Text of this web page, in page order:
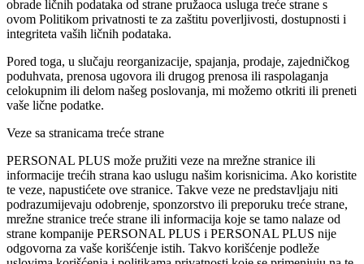
obrade ličnih podataka od strane pružaoca usluga treće strane s
ovom Politikom privatnosti te za zaštitu poverljivosti, dostupnosti i
integriteta vaših ličnih podataka.
Pored toga, u slučaju reorganizacije, spajanja, prodaje, zajedničkog
poduhvata, prenosa ugovora ili drugog prenosa ili raspolaganja
celokupnim ili delom našeg poslovanja, mi možemo otkriti ili preneti
vaše lične podatke.
Veze sa stranicama treće strane
PERSONAL PLUS može pružiti veze na mrežne stranice ili
informacije trećih strana kao uslugu našim korisnicima. Ako koristite
te veze, napustićete ove stranice. Takve veze ne predstavljaju niti
podrazumijevaju odobrenje, sponzorstvo ili preporuku treće strane,
mrežne stranice treće strane ili informacija koje se tamo nalaze od
strane kompanije PERSONAL PLUS i PERSONAL PLUS nije
odgovorna za vaše korišćenje istih. Takvo korišćenje podleže